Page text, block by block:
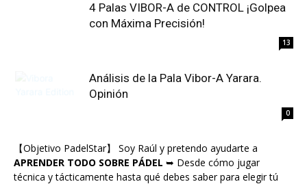
4 Palas VIBOR-A de CONTROL ¡Golpea
con Máxima Precisión!
13
Análisis de la Pala Vibor-A Yarara.
Opinión
0
【Objetivo PadelStar】 Soy Raúl y pretendo ayudarte a
APRENDER TODO SOBRE PÁDEL ➥ Desde cómo jugar
técnica y tácticamente hasta qué debes saber para elegir tú